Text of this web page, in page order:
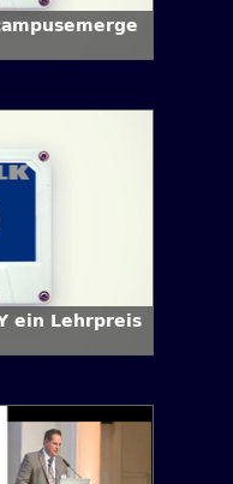
ein Lehrpreis